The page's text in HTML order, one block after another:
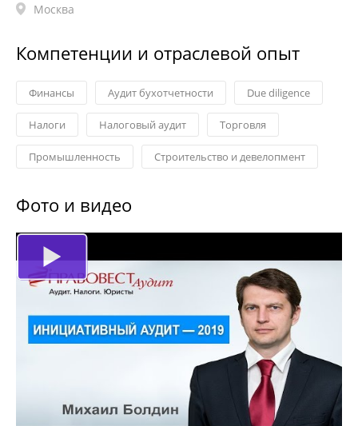
Москва
Компетенции и отраслевой опыт
Финансы Aудит бухотчетности Due diligence
Налоги Налоговый аудит Торговля
Промышленность Строительство и девелопмент
Фото и видео